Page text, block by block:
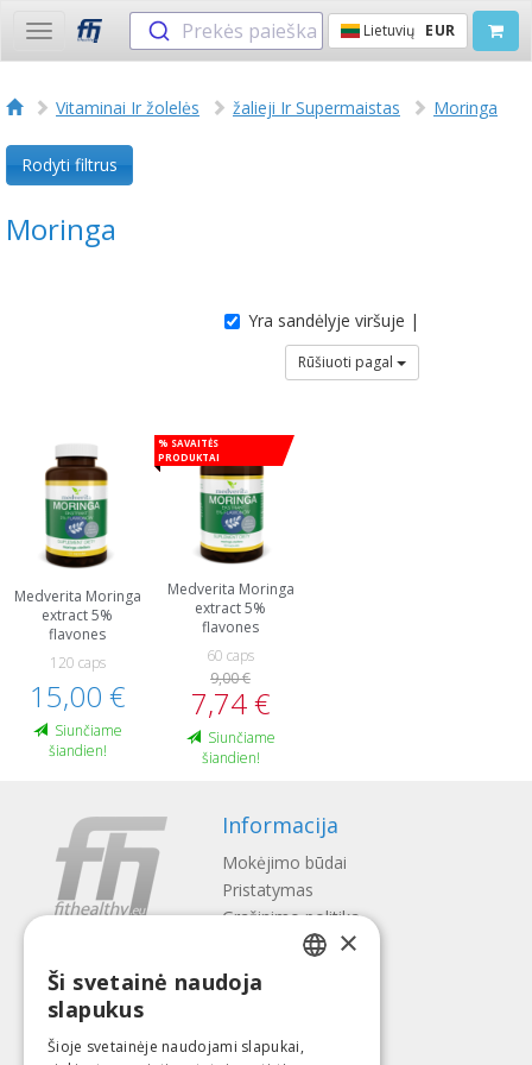
Toggle
navigation
Prekės paieška Lietuvių EUR
Vitaminai Ir žolelės žalieji Ir Supermaistas Moringa
Rodyti filtrus
Moringa
Yra sandėlyje viršuje |
Rūšiuoti pagal
Medverita Moringa
extract 5%
flavones
120 caps
15,00 €
Siunčiame
šiandien!
% Savaitės
produktai
Medverita Moringa
extract 5%
flavones
60 caps
9,00 €
7,74 €
Siunčiame
šiandien!
Informacija
Mokėjimo būdai
Pristatymas
Gražinimo politika
Apie mus
Kontaktai
Privatumo politika
×
Ši svetainė naudoja
slapukus
Šioje svetainėje naudojami slapukai,